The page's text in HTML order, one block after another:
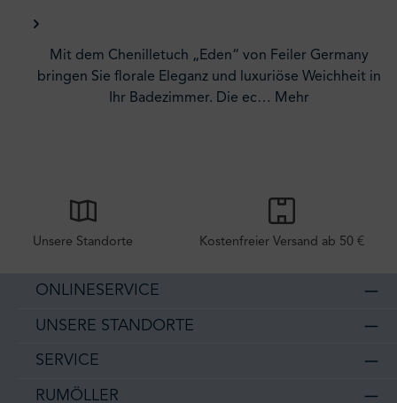
Mit dem Chenilletuch „Eden“ von Feiler Germany
bringen Sie florale Eleganz und luxuriöse Weichheit in
Ihr Badezimmer. Die ec… Mehr
Unsere Standorte Kostenfreier Versand ab 50 €
ONLINESERVICE
UNSERE STANDORTE
SERVICE
RUMÖLLER